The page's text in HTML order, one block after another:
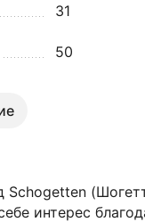
31
50
Schogetten
интерес